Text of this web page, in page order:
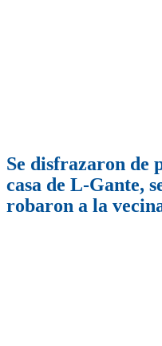
Se disfrazaron de
casa de L-Gante,
robaron a la